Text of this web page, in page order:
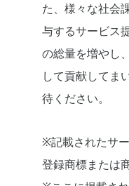
た、様々な社会
与するサービス
の総量を増やし
して貢献してま
待ください。
※記載されたサ
登録商標または